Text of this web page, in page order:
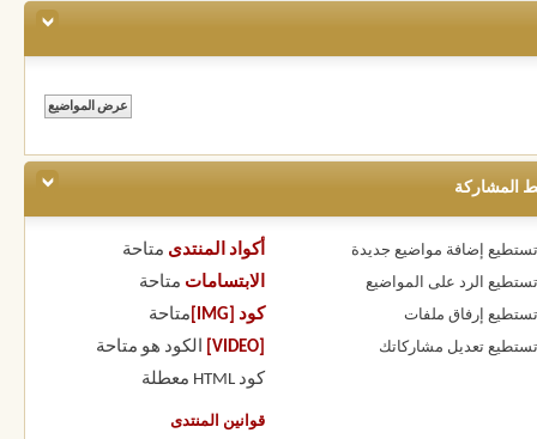
المشاركة
تستطيع إضافة مواضيع جديدة
تستطيع الرد على المواضيع
تستطيع إرفاق ملفات
تستطيع تعديل مشاركاتك
أكواد المنتدى متاحة
الابتسامات متاحة
كود [IMG]
متاحة
الكود هو متاحة
كود HTML
معطلة
قوانين المنتدى